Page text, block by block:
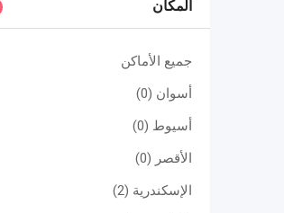
المكان
جميع الأماكن
أسوان (0)
أسيوط (0)
الأقصر (0)
الإسكندرية (2)